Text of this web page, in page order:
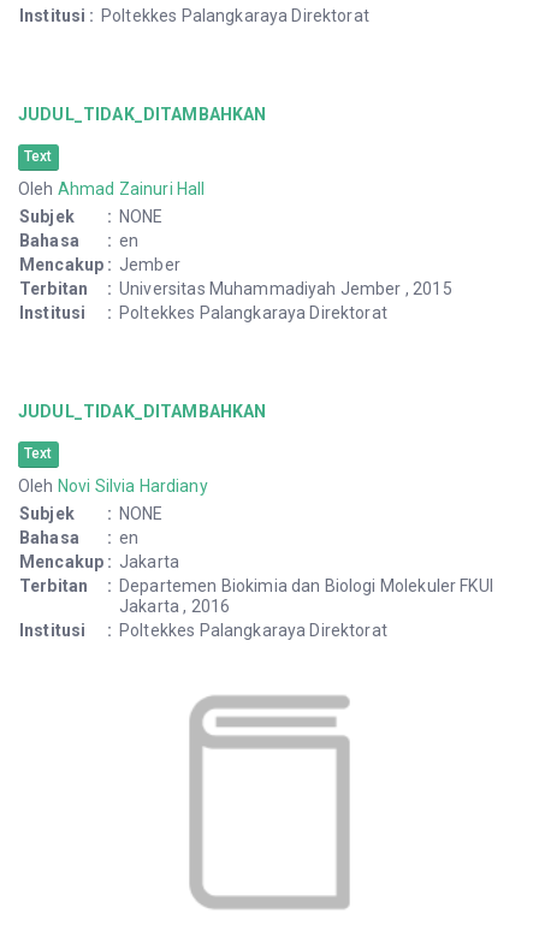
Institusi : Poltekkes Palangkaraya Direktorat
JUDUL_TIDAK_DITAMBAHKAN
Text
Oleh Ahmad Zainuri Hall
Subjek
: NONE
Bahasa
: en
Mencakup : Jember
Terbitan
: Universitas Muhammadiyah Jember , 2015
Institusi
: Poltekkes Palangkaraya Direktorat
JUDUL_TIDAK_DITAMBAHKAN
Text
Oleh Novi Silvia Hardiany
Subjek
: NONE
Bahasa
: en
Mencakup : Jakarta
Terbitan
: Departemen Biokimia dan Biologi Molekuler FKUI
Jakarta , 2016
Institusi
: Poltekkes Palangkaraya Direktorat